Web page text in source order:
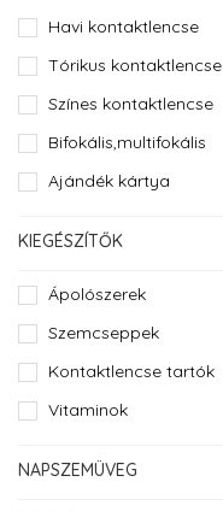
Havi kontaktlencse
Tórikus kontaktlencse
Színes kontaktlencse
Bifokális,multifokális
Ajándék kártya
KIEGÉSZÍTŐK
Ápolószerek
Szemcseppek
Kontaktlencse tartók
Vitaminok
NAPSZEMÜVEG